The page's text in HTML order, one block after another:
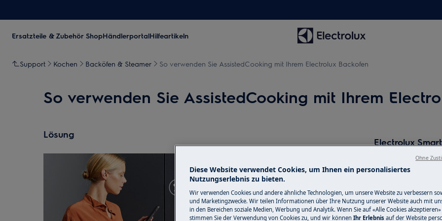
Ersatzteile & Zubehör ShopHändlerportalHilfeartikeln
Support Kochen Backöfen & Steamer So verwenden Sie AssistedCooking mit Ihrem Electrolux Backofen
So verwenden Sie AssistedCooking mit Ihrem
Lösung
Electrolux
Ein intelligentes
Wohlbefinden
angenehmeres
Connectivity
Diese Website verwendet Cookies, um Ihnen ein personalisiertes
Nutzungserlebnis zu bieten.
Wir verwenden Cookies und andere ähnliche Technologien, um unsere Website zu verbessern
und Marketingzwecke. Wir teilen Informationen über Ihre Nutzung unserer Website auch mit
in den Bereichen soziale Medien, Werbung und Analytik. Wenn Sie auf «Alle Cookies akzeptieren»
stimmen Sie der Verwendung von Cookies zu, und wir können Ihr Erlebnis auf der Website
Ohne